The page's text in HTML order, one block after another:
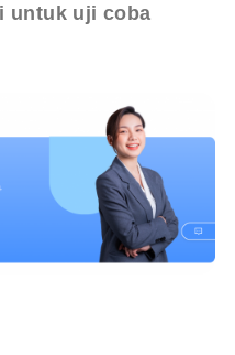
untuk uji coba